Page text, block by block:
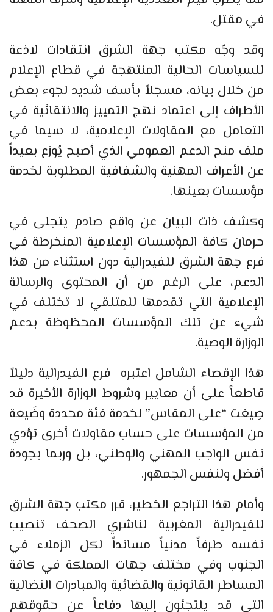
في مقتل.
وقد وجّه مكتب جهة الشرق انتقادات لاذعة
للسياسات الحالية المنتهجة في قطاع الإعلام
من خلال بيانه، مسجلاً بأسف شديد لجوء بعض
الأطراف إلى اعتماد نهج التمييز والانتقائية في
التعامل مع المقاولات الإعلامية، لا سيما في
ملف منح الدعم العمومي الذي أصبح يُوزع بعيداً
عن الأعراف المهنية والشفافية المطلوبة لخدمة
مؤسسات بعينها.
وكشف ذات البيان عن واقع صادم يتجلى في
حرمان كافة المؤسسات الإعلامية المنخرطة في
فرع جهة الشرق للفيدرالية دون استثناء من هذا
الدعم، على الرغم من أن المحتوى والرسالة
الإعلامية التي تقدمها للمتلقي لا تختلف في
شيء عن تلك المؤسسات المحظوظة بدعم
الوزارة الوصية.
هذا الإقصاء الشامل اعتبره فرع الفيدرالية دليلاً
قاطعاً على أن معايير وشروط الوزارة الأخيرة قد
صِيغت “على المقاس” لخدمة فئة محددة وضَيعة
من المؤسسات على حساب مقاولات أخرى تؤدي
نفس الواجب المهني والوطني، بل وربما بجودة
أفضل ولنفس الجمهور.
وأمام هذا التراجع الخطير، قرر مكتب جهة الشرق
للفيدرالية المغربية لناشري الصحف تنصيب
نفسه طرفاً مدنياً مسانداً لكل الزملاء في
الجنوب وفي مختلف جهات المملكة في كافة
المساطر القانونية والقضائية والمبادرات النضالية
التي قد يلتجئون إليها دفاعاً عن حقوقهم